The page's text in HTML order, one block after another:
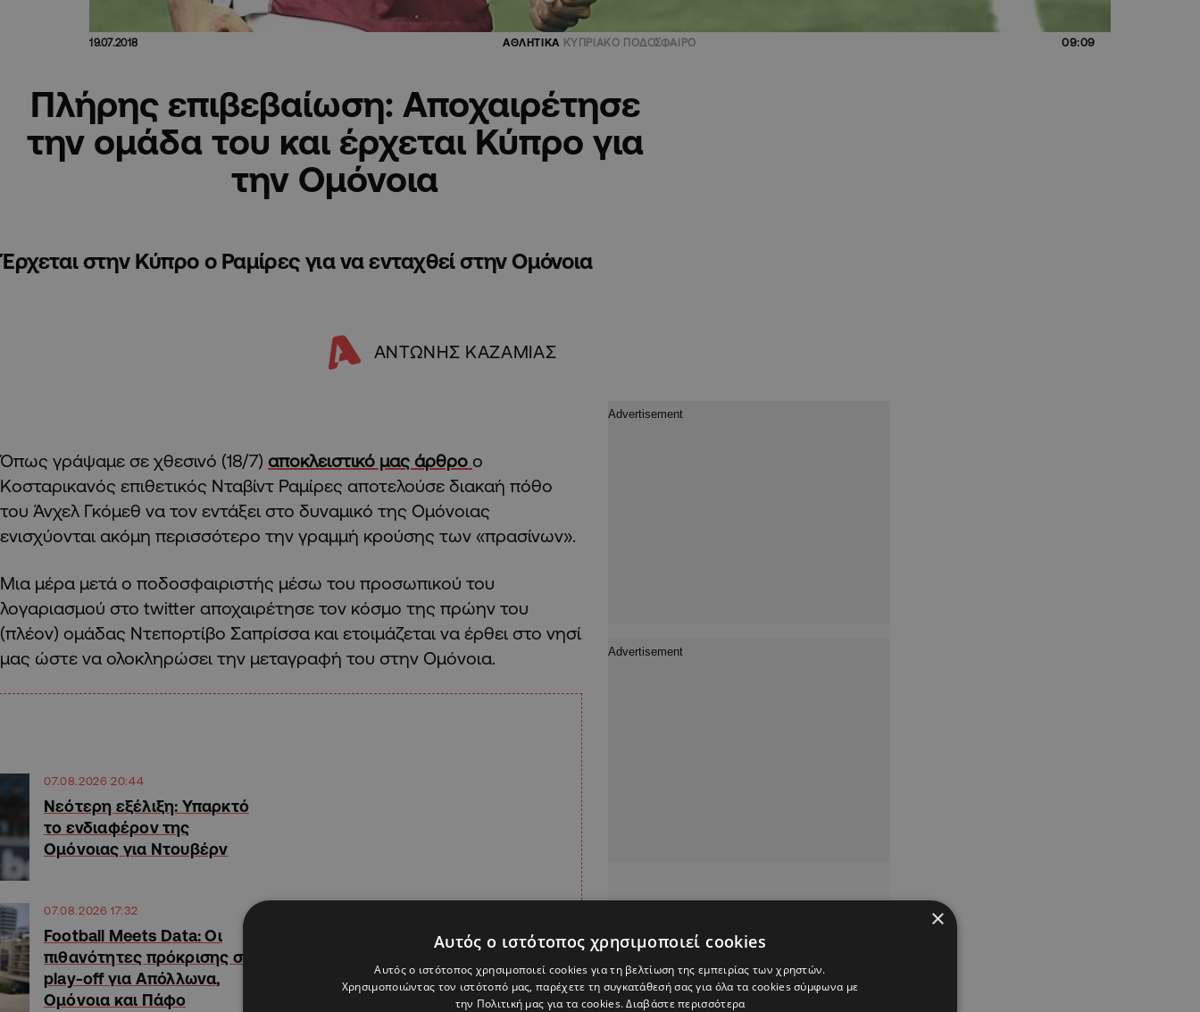
19.07.2018 ΑΘΛΗΤΙΚΑ ΚΥΠΡΙΑΚΟ ΠΟΔΟΣΦΑΙΡΟ 09:09
Πλήρης επιβεβαίωση: Αποχαιρέτησε
την ομάδα του και έρχεται Κύπρο για
την Ομόνοια
Έρχεται στην Κύπρο ο Ραμίρες για να ενταχθεί στην Ομόνοια
ΑΝΤΩΝΗΣ ΚΑΖΑΜΙΑΣ
Όπως γράψαμε σε χθεσινό (18/7) αποκλειστικό μας άρθρο ο
Κοσταρικανός επιθετικός Νταβίντ Ραμίρες αποτελούσε διακαή πόθο
του Άνχελ Γκόμεθ να τον εντάξει στο δυναμικό της Ομόνοιας
ενισχύονται ακόμη περισσότερο την γραμμή κρούσης των «πρασίνων».
Μια μέρα μετά ο ποδοσφαιριστής μέσω του προσωπικού του
λογαριασμού στο twitter αποχαιρέτησε τον κόσμο της πρώην του
(πλέον) ομάδας Ντεπορτίβο Σαπρίσσα και ετοιμάζεται να έρθει στο νησί
μας ώστε να ολοκληρώσει την μεταγραφή του στην Ομόνοια.
07.08.2026 20:44
Νεότερη εξέλιξη: Υπαρκτό
το ενδιαφέρον της
Ομόνοιας για Ντουβέρν
07.08.2026 17:32
Football Meets Data: Οι
πιθανότητες πρόκρισης στα
play-off για Απόλλωνα,
Ομόνοια και Πάφο
×
Αυτός ο ιστότοπος χρησιμοποιεί cookies
Αυτός ο ιστότοπος χρησιμοποιεί cookies για τη βελτίωση της εμπειρίας των χρηστών.
Χρησιμοποιώντας τον ιστότοπό μας, παρέχετε τη συγκατάθεσή σας για όλα τα cookies σύμφωνα με
την Πολιτική μας για τα cookies.Διαβάστε περισσότερα